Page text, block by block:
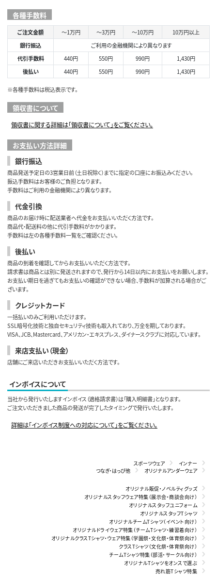
各種手数料
ご注文金額 ～1万円 ～3万円 ～10万円
10万円以上
銀行振込
ご利用の金融機関により異なります
代引手数料
440円 550円 990円
1,430円
後払い
440円 550円 990円 1,430円
※各種手数料は税込表示です。
領収書について
領収書に関する詳細は「領収書について」をご覧ください。
お支払い方法詳細
銀行振込
商品発送予定日の3営業日前（土日祝除く）までに指定の口座にお振込みください。
振込手数料はお客様のご負担となります。
手数料はご利用の金融機関により異なります。
代金引換
商品のお届け時に配送業者へ代金をお支払いいただく方法です。
商品代・配送料の他に代引手数料がかかります。
手数料は左の各種手数料一覧をご確認ください。
後払い
商品の到着を確認してからお支払いいただく方法です。
請求書は商品とは別に発送されますので、発行から14日以内にお支払いをお願いします。
お支払い期日を過ぎてもお支払いの確認ができない場合、手数料が加算される場合がご
ざいます。
クレジットカード
一括払いのみご利用いただけます。
SSL暗号化技術と独自セキュリティ技術も取入れており、万全を期しております。
VISA、JCB、Mastercard、アメリカン・エキスプレス、ダイナースクラブに対応しています。
来店支払い（現金）
店舗にご来店いただきお支払いいただく方法です。
インボイスについて
当社から発行いたしますインボイス（適格請求書）は「購入明細書」となります。
ご注文いただきました商品の発送が完了したタイミングで発行いたします。
詳細は「インボイス制度への対応について」をご覧ください。
スポーツウェア
インナー
つなぎ・はっぴ他
オリジナルアンダーウェア
オリジナル販促・ノベルティグッズ
オリジナルスタッフウェア特集（展示会・商談会向け）
オリジナルスタッフユニフォーム
オリジナルスタッフTシャツ
オリジナルチームTシャツ（イベント向け）
オリジナルドライウェア特集（チームTシャツ・練習着向け）
オリジナルクラスTシャツ・ウェア特集（学園祭・文化祭・体育祭向け）
クラスTシャツ（文化祭・体育祭向け）
チームTシャツ特集（部活・サークル向け）
オリジナルTシャツをオンスで選ぶ
売れ筋Tシャツ特集